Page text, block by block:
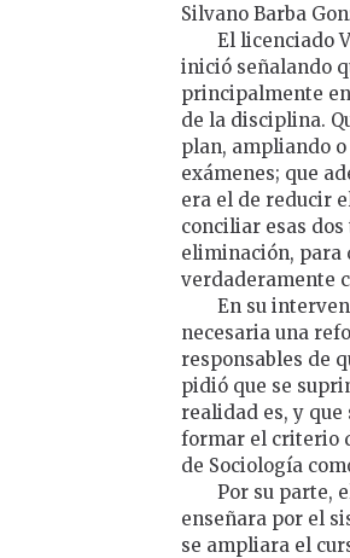
Silvano Barba
El licenciado
inició señalando
principalmente
de la disciplina.
plan, ampliando
exámenes; que
era el de reducir
conciliar esas
eliminación, para
verdaderamente
En su
necesaria una
responsables de
pidió que se
realidad es, y que
formar el criterio
de Sociología
Por su parte,
enseñara por el
se ampliara el